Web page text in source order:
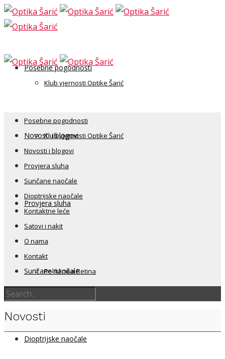
Posebne pogodnosti
Klub vjernosti Optike Šarić
Novosti i blogovi
Provjera sluha
Sunčane naočale
Dioptrijske naočale
Posebne pogodnosti
Klub vjernosti Optike Šarić
Novosti i blogovi
Provjera sluha
Sunčane naočale
Dioptrijske naočale
Kontaktne leće
Satovi i nakit
O nama
Kontakt
Poliklinika Retina
Novosti